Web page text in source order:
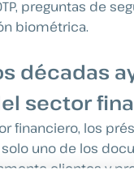
preguntas de
biométrica.
décadas
sector
financiero, los
uno de los
clientes y